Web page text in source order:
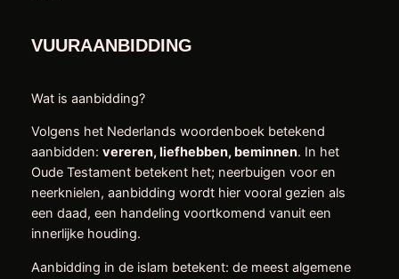
VUURAANBIDDING
Wat is aanbidding?
Volgens het Nederlands woordenboek betekend
aanbidden: vereren, liefhebben, beminnen. In het
Oude Testament betekent het; neerbuigen voor en
neerknielen, aanbidding wordt hier vooral gezien als
een daad, een handeling voortkomend vanuit een
innerlijke houding.
Aanbidding in de islam betekent: de meest algemene